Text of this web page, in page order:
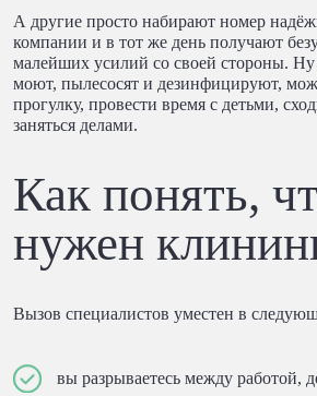
А другие просто набирают номер
компании и в тот же день получают
малейших усилий со своей стороны.
моют, пылесосят и дезинфицируют,
прогулку, провести время с детьми,
заняться делами.
Как понять,
нужен
Вызов специалистов уместен в
вы разрываетесь между работой,